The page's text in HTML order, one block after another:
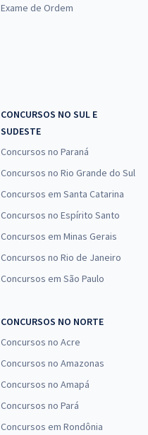
Exame de Ordem
CONCURSOS NO SUL E
SUDESTE
Concursos no Paraná
Concursos no Rio Grande do Sul
Concursos em Santa Catarina
Concursos no Espírito Santo
Concursos em Minas Gerais
Concursos no Rio de Janeiro
Concursos em São Paulo
CONCURSOS NO NORTE
Concursos no Acre
Concursos no Amazonas
Concursos no Amapá
Concursos no Pará
Concursos em Rondônia